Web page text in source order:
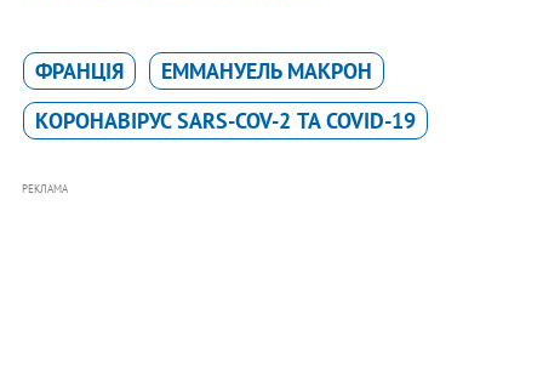
ФРАНЦІЯ
ЕММАНУЕЛЬ МАКРОН
КОРОНАВІРУС SARS-COV-2 ТА COVID-19
РЕКЛАМА